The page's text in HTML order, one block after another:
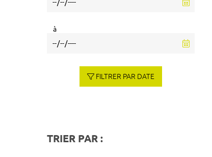
à
FILTRER PAR DATE
TRIER PAR :